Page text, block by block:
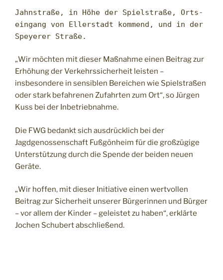
Jahnstraße, in Höhe der Spielstraße, Orts­
eingang von Ellerstadt kommend, und in der
Speyerer Straße.
„Wir möchten mit dieser Maßnahme einen Beitrag zur
Erhöhung der Verkehrssicherheit leisten –
insbesondere in sensiblen Bereichen wie Spielstraßen
oder stark befahrenen Zufahrten zum Ort“, so Jürgen
Kuss bei der Inbetriebnahme.
Die FWG bedankt sich ausdrücklich bei der
Jagdgenossenschaft Fußgönheim für die großzügige
Unterstützung durch die Spende der beiden neuen
Geräte.
„Wir hoffen, mit dieser Initiative einen wertvollen
Beitrag zur Sicherheit unserer Bürgerinnen und Bürger
– vor allem der Kinder – geleistet zu haben“, erklärte
Jochen Schubert abschließend.